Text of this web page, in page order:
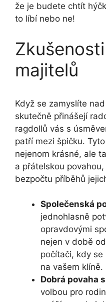
že je budete chtít
to líbí nebo ne!
majitelů
Když se zamyslíte
skutečně přinášejí
ragdollů vás s
patří mezi špičku.
nejenom krásné, ale
a přátelskou
bezpočtu příběhů
Společenská
jednohlasně
opravdovými
nejen v době
počítači, kdy
na vašem klíně.
Dobrá povaha
volbou pro